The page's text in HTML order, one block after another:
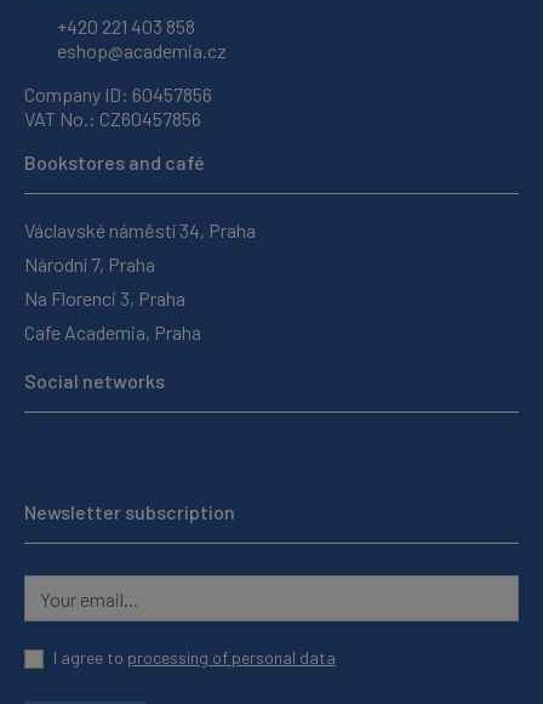
+420 221 403 858
eshop@academia.cz
Company ID: 60457856
VAT No.: CZ60457856
Bookstores and café
Václavské náměstí 34, Praha
Národní 7, Praha
Na Florenci 3, Praha
Cafe Academia, Praha
Social networks
Newsletter subscription
I agree to processing of personal data